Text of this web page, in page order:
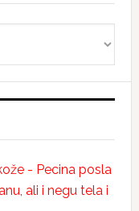
- Pecina posla
ali i negu tela i